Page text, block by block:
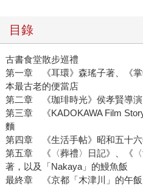
目錄
古書食堂散步巡禮
第一章 《耳環》森瑤子著、《
本最古老的便當店
第二章 《珈琲時光》侯孝賢導演
第三章 《KADOKAWA Film
麵
第四章 《生活手帖》昭和五十六
第五章 《〈葬禮〉日記》、《
著，以及「Nakaya」的鰻魚飯
最終章 《京都「木津川」的午飯